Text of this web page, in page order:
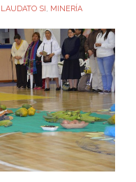
LAUDATO SI, MINERÍA